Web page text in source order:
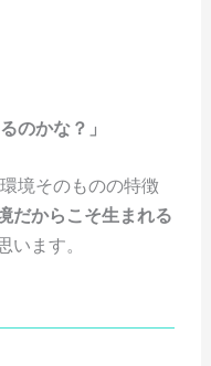
のかな？」
境そのものの特徴
だからこそ生まれる
ます。